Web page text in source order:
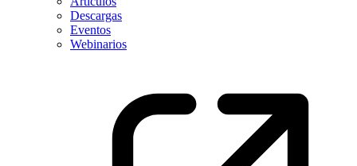
Descargas
Eventos
Webinarios